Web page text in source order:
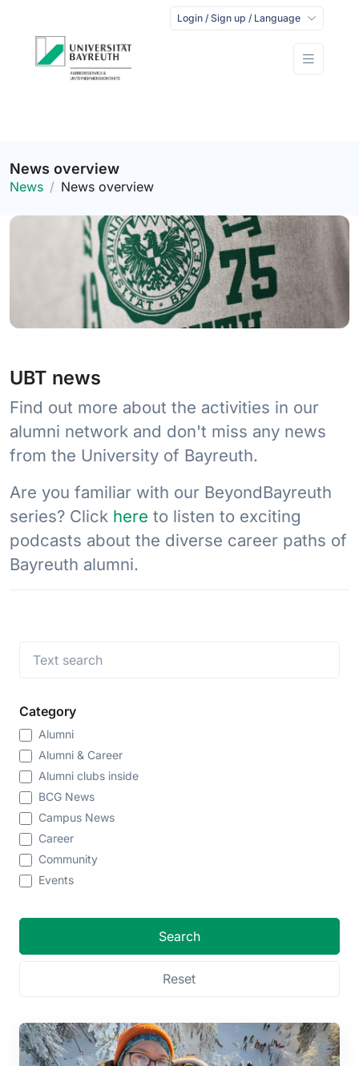
Login / Sign up / Language
News overview
News News overview
UBT news
Find out more about the activities in our
alumni network and don't miss any news
from the University of Bayreuth.
Are you familiar with our BeyondBayreuth
series? Click here to listen to exciting
podcasts about the diverse career paths of
Bayreuth alumni.
Category
Alumni
Alumni & Career
Alumni clubs inside
BCG News
Campus News
Career
Community
Events
Search
Reset